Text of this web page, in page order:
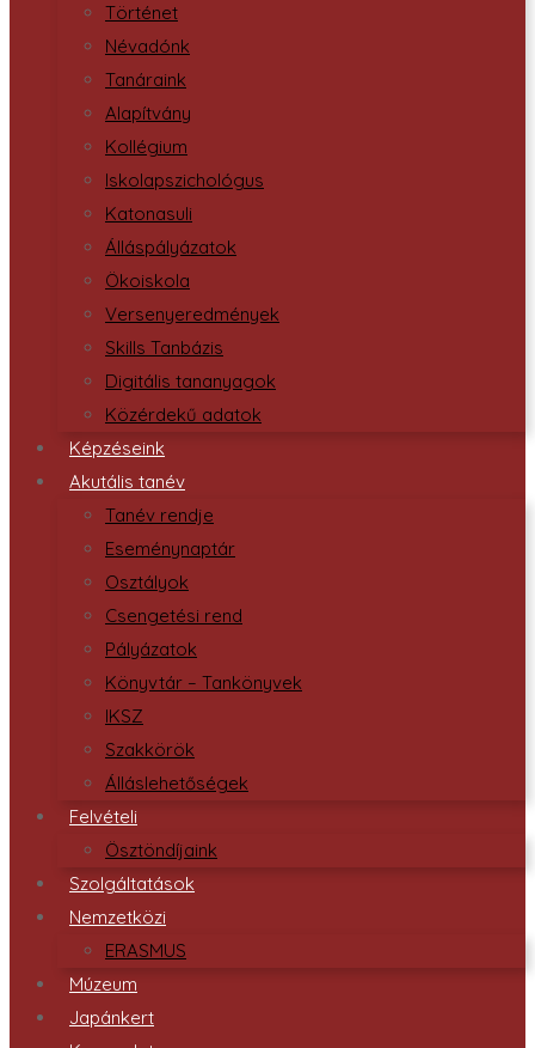
Történet
Névadónk
Tanáraink
Alapítvány
Kollégium
Iskolapszichológus
Katonasuli
Álláspályázatok
Ökoiskola
Versenyeredmények
Skills Tanbázis
Digitális tananyagok
Közérdekű adatok
Képzéseink
Akutális tanév
Tanév rendje
Eseménynaptár
Osztályok
Csengetési rend
Pályázatok
Könyvtár – Tankönyvek
IKSZ
Szakkörök
Álláslehetőségek
Felvételi
Ösztöndíjaink
Szolgáltatások
Nemzetközi
ERASMUS
Múzeum
Japánkert